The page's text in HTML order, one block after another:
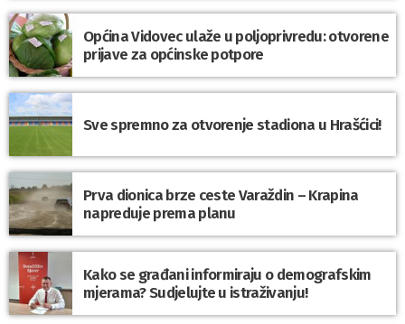
Općina Vidovec ulaže u poljoprivredu: otvorene
prijave za općinske potpore
Sve spremno za otvorenje stadiona u Hrašćici!
Prva dionica brze ceste Varaždin – Krapina
napreduje prema planu
Kako se građani informiraju o demografskim
mjerama? Sudjelujte u istraživanju!